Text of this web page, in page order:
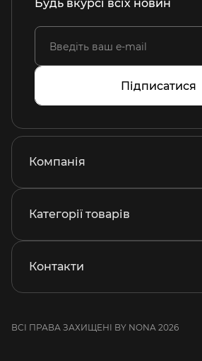
Будь вкурсі всіх новин
Підписатися
Компанія
Категорії товарів
Контакти
ВСІ ПРАВА ЗАХИЩЕНІ BY NONA 2026